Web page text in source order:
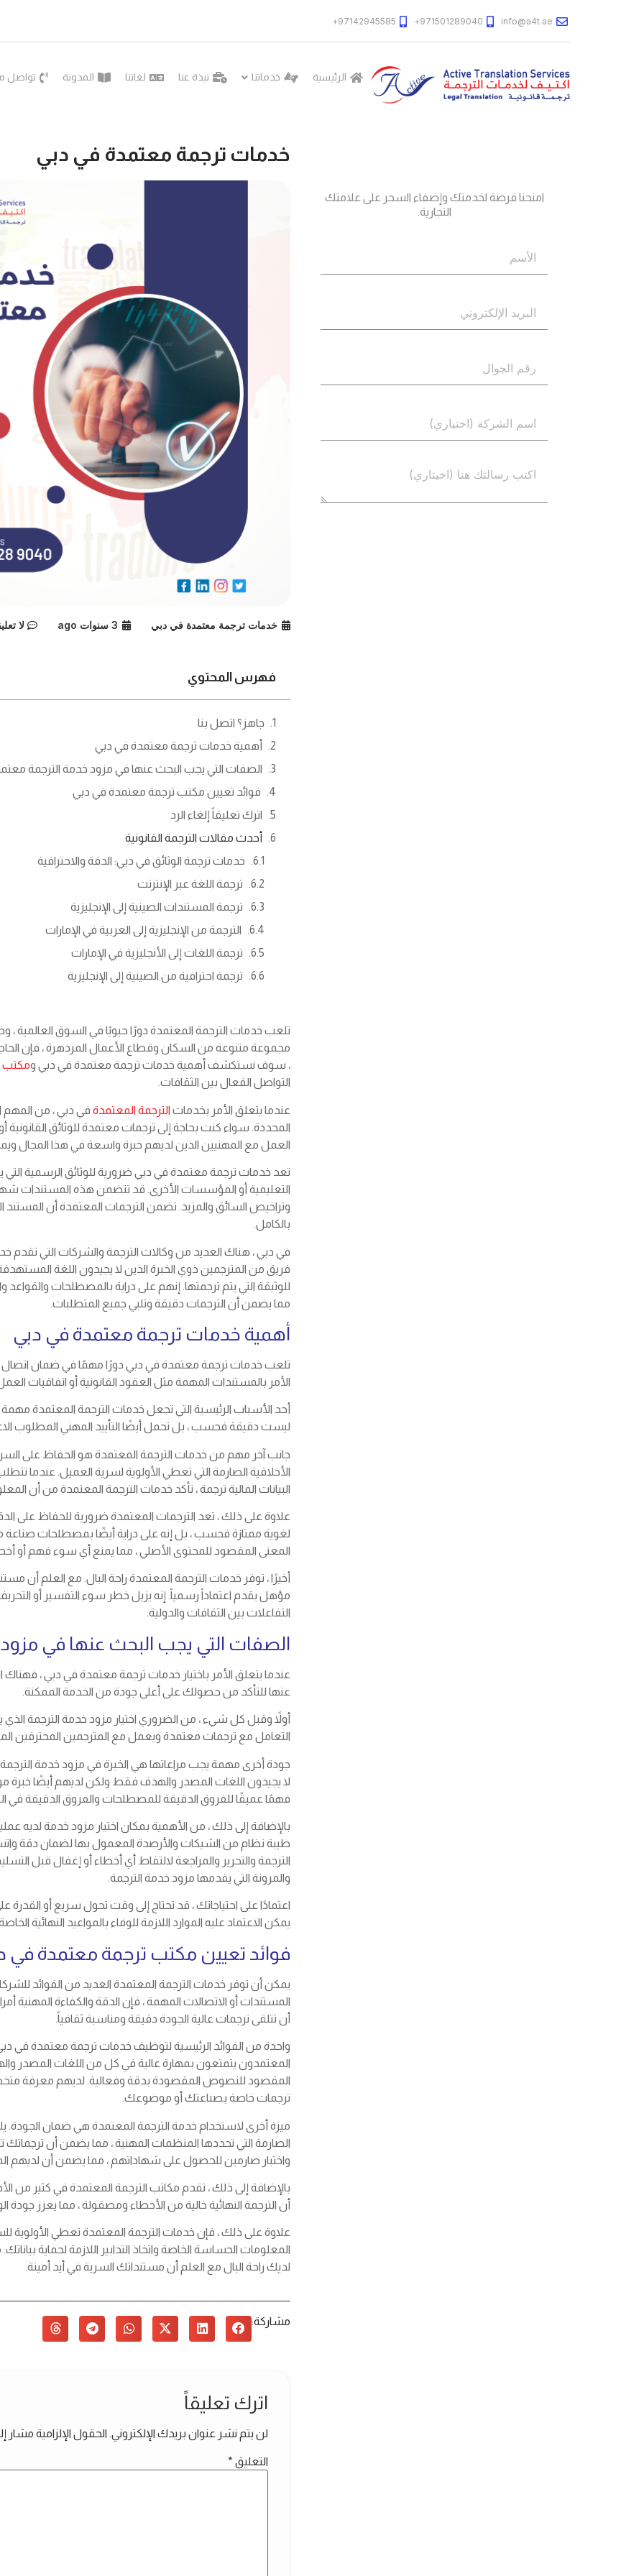
info@a4t.ae
971501289040+
97142945585+
الرئيسية خدماتنا نبذة عنا لغاتنا المدونة تواصل
امنحنا فرصة لخدمتك وإضفاء السحر على علامتك
التجارية.
خدمات ترجمة معتمدة في دبي
خدمات ترجمة معتمدة في دبي 3 سنوات ago لا
فهرس المحتوي
جاهز؟ اتصل بنا
أهمية خدمات ترجمة معتمدة في دبي
الصفات التي يجب البحث عنها في مزود خدمة الترجمة
فوائد تعيين مكتب ترجمة معتمدة في دبي
اترك تعليقاً إلغاء الرد
أحدث مقالات الترجمة القانونية
خدمات ترجمة الوثائق في دبي: الدقة والاحترافية
ترجمة اللغة عبر الإنترنت
ترجمة المستندات الصينية إلى الإنجليزية
الترجمة من الإنجليزية إلى العربية في الإمارات
ترجمة اللغات إلى الأنجليزية في الإمارات
ترجمة احترافية من الصينية إلى الإنجليزية
تلعب خدمات الترجمة المعتمدة دورًا حيويًا في السوق العالمية
مجموعة متنوعة من السكان وقطاع الأعمال المزدهرة ، فإن
، سوف نستكشف أهمية خدمات ترجمة معتمدة في دبي ومكتب
التواصل الفعال بين الثقافات.
عندما يتعلق الأمر بخدمات الترجمة المعتمدةفي دبي ، من المهم
المحددة. سواء كنت بحاجة إلى ترجمات معتمدة للوثائق القانونية
العمل مع المهنيين الذين لديهم خبرة واسعة في هذا المجال
تعد خدمات ترجمة معتمدة في دبي ضرورية للوثائق الرسمية
التعليمية أو المؤسسات الأخرى. قد تتضمن هذه المستندات
وتراخيص السائق والمزيد. تضمن الترجمات المعتمدة أن
بالكامل.
في دبي ، هناك العديد من وكالات الترجمة والشركات التي
فريق من المترجمين ذوي الخبرة الذين لا يجيدون اللغة
للوثيقة التي يتم ترجمتها. إنهم على دراية بالمصطلحات والقواعد
مما يضمن أن الترجمات دقيقة وتلبي جميع المتطلبات.
أهمية خدمات ترجمة معتمدة في دبي
تلعب خدمات ترجمة معتمدة في دبي دورًا مهمًا في ضمان اتصال
الأمر بالمستندات المهمة مثل العقود القانونية أو اتفاقيات
أحد الأسباب الرئيسية التي تجعل خدمات الترجمة المعتمدة
ليست دقيقة فحسب ، بل تحمل أيضًا التأييد المهني المطلوب
جانب آخر مهم من خدمات الترجمة المعتمدة هو الحفاظ على
الأخلاقية الصارمة التي تعطي الأولوية لسرية العميل. عندما
البيانات المالية ترجمة ، تأكد خدمات الترجمة المعتمدة من أن
علاوة على ذلك ، تعد الترجمات المعتمدة ضرورية للحفاظ على
لغوية ممتازة فحسب ، بل إنه على دراية أيضًا بمصطلحات
المعنى المقصود للمحتوى الأصلي ، مما يمنع أي سوء فهم أو
أخيرًا ، توفر خدمات الترجمة المعتمدة راحة البال. مع العلم
مؤهل يقدم اعتماداً رسمياً. إنه يزيل خطر سوء التفسير أو
التفاعلات بين الثقافات والدولية.
الصفات التي يجب البحث عنها في
عندما يتعلق الأمر باختيار خدمات ترجمة معتمدة في دبي ،
عنها للتأكد من حصولك على أعلى جودة من الخدمة الممكنة.
أولاً وقبل كل شيء ، من الضروري اختيار مزود خدمة الترجمة
التعامل مع ترجمات معتمدة ويعمل مع المترجمين المحترفين
جودة أخرى مهمة يجب مراعاتها هي الخبرة في مزود خدمة
لا يجيدون اللغات المصدر والهدف فقط ولكن لديهم أيضًا
فهمًا عميقًا للفروق الدقيقة للمصطلحات والفروق الدقيقة في
بالإضافة إلى ذلك ، من الأهمية بمكان اختيار مزود خدمة
طيبة نظام من الشيكات والأرصدة المعمول بها لضمان دقة
الترجمة والتحرير والمراجعة لالتقاط أي أخطاء أو إغفال قبل
والمرونة التي يقدمها مزود خدمة الترجمة.
اعتمادًا على احتياجاتك ، قد تحتاج إلى وقت تحول سريع أو
يمكن الاعتماد عليه الموارد اللازمة للوفاء بالمواعيد النهائية
فوائد تعيين مكتب ترجمة معتمدة في
يمكن أن توفر خدمات الترجمة المعتمدة العديد من الفوائد
المستندات أو الاتصالات المهمة ، فإن الدقة والكفاءة
أن تتلقى ترجمات عالية الجودة دقيقة ومناسبة ثقافياً.
واحدة من الفوائد الرئيسية لتوظيف خدمات ترجمة معتمدة في
المعتمدون يتمتعون بمهارة عالية في كل من اللغات المصدر
المقصود للنصوص المقصودة بدقة وفعالية. لديهم معرفة
ترجمات خاصة بصناعتك أو موضوعك.
ميزة أخرى لاستخدام خدمة الترجمة المعتمدة هي ضمان الجودة.
الصارمة التي تحددها المنظمات المهنية ، مما يضمن أن
واختبار صارمين للحصول على شهاداتهم ، مما يضمن أن لديهم
بالإضافة إلى ذلك ، تقدم مكاتب الترجمة المعتمدة في كثير من
أن الترجمة النهائية خالية من الأخطاء ومصقولة ، مما يعزز جودة
علاوة على ذلك ، فإن خدمات الترجمة المعتمدة تعطي الأولوية
المعلومات الحساسة الخاصة واتخاذ التدابير اللازمة لحماية
لديك راحة البال مع العلم أن مستنداتك السرية في أيد أمينة.
مشاركة:
اترك تعليقاً
لن يتم نشر عنوان بريدك الإلكتروني. الحقول الإلزامية مشار
التعليق *